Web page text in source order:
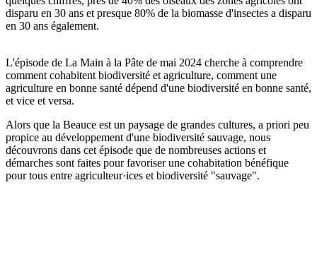
disparu en 30 ans et presque 80% de la biomasse d'insectes a disparu
en 30 ans également.
L'épisode de La Main à la Pâte de mai 2024 cherche à comprendre
comment cohabitent biodiversité et agriculture, comment une
agriculture en bonne santé dépend d'une biodiversité en bonne santé,
et vice et versa.
Alors que la Beauce est un paysage de grandes cultures, a priori peu
propice au développement d'une biodiversité sauvage, nous
découvrons dans cet épisode que de nombreuses actions et
démarches sont faites pour favoriser une cohabitation bénéfique
pour tous entre agriculteur·ices et biodiversité "sauvage".